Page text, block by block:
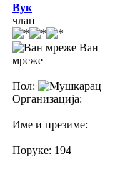
Вук
члан
Ван
мреже
Пол:
Организација:
Име и презиме:
Поруке: 194